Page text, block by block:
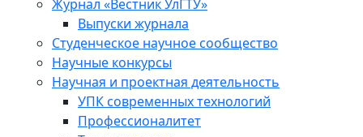
Журнал «Вестник УлГТУ»
Выпуски журнала
Студенческое научное сообщество
Научные конкурсы
Научная и проектная деятельность
УПК современных технологий
Профессионалитет